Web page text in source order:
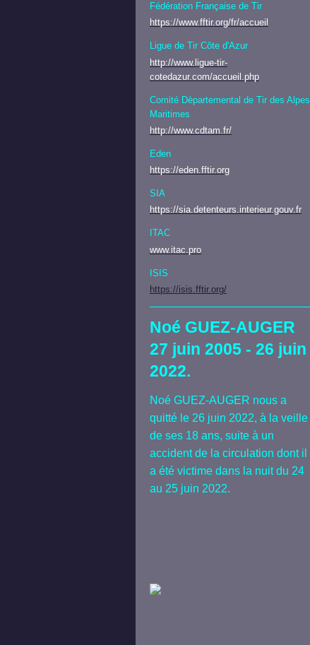
Fédération Française de Tir
https://www.fftir.org/fr/accueil
Ligue de Tir Côte d'Azur
http://www.ligue-tir-
cotedazur.com/accueil.php
Comité Dèpartemental de Tir des Alpes
Maritimes
http://www.cdtam.fr/
Eden
https://eden.fftir.org
SIA
https://sia.detenteurs.interieur.gouv.fr
ITAC
www.itac.pro
ISIS
https://isis.fftir.org/
Noé GUEZ-AUGER
27 juin 2005 - 26 juin
2022.
Noé GUEZ-AUGER nous a
quitté le 26 juin 2022, à la veille
de ses 18 ans, suite à un
accident de la circulation dont il
a été victime dans la nuit du 24
au 25 juin 2022.